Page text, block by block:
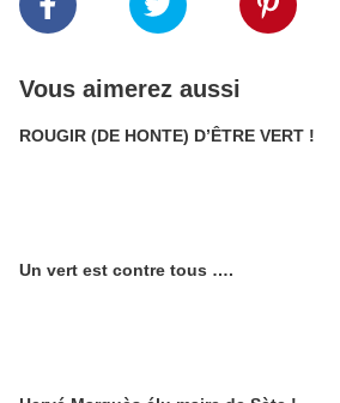
Vous aimerez aussi
ROUGIR (DE HONTE) D’ÊTRE VERT !
Un vert est contre tous ….